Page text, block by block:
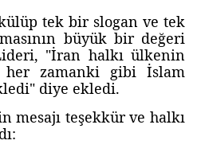
tek bir slogan ve tek
büyük bir değeri
"İran halkı ülkenin
her zamanki gibi İslam
diye ekledi.
mesajı teşekkür ve halkı